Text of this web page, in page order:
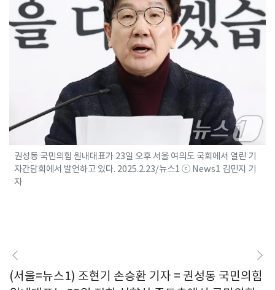
권성동 국민의힘 원내대표가 23일 오후 서울 여의도 국회에서 열린 기
자간담회에서 발언하고 있다. 2025.2.23/뉴스1 ⓒ News1 김민지 기
자
(서울=뉴스1) 조현기 손승환 기자 = 권성동 국민의힘